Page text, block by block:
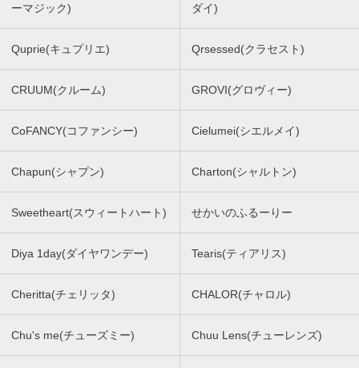
ーマジック)
ダイ)
Quprie(キュプリエ) Qrsessed(クラセスト)
CRUUM(クルーム) GROVI(グロヴィー)
CoFANCY(コファンシー) Cielumei(シエルメイ)
Chapun(シャプン) Charton(シャルトン)
Sweetheart(スウィートハート) せかいのふるーりー
Diya 1day(ダイヤワンデー) Tearis(ティアリス)
Cheritta(チェリッタ) CHALOR(チャロル)
Chu's me(チューズミー) Chuu Lens(チューレンズ)